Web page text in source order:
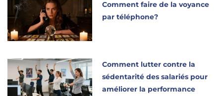
Comment faire de la voyance
par téléphone?
Comment lutter contre la
sédentarité des salariés pour
améliorer la performance